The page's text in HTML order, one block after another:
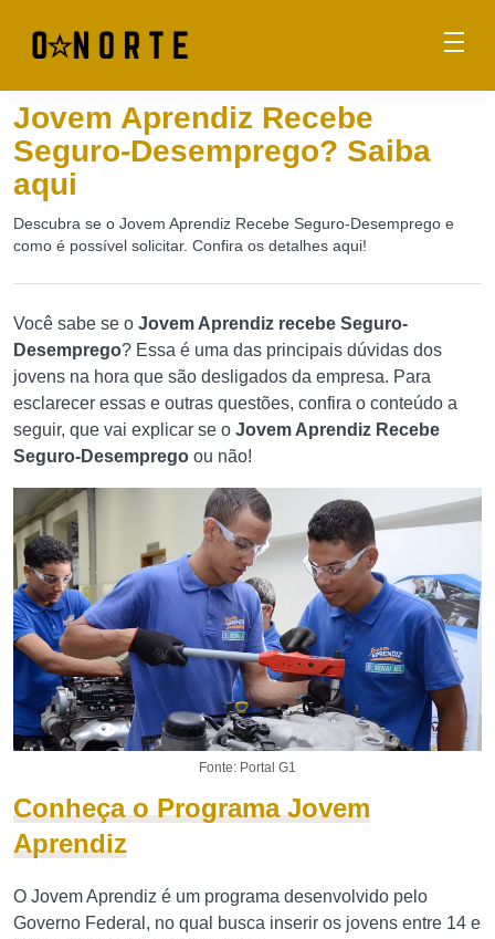
Jovem Aprendiz Recebe
Seguro-Desemprego? Saiba
aqui
Descubra se o Jovem Aprendiz Recebe Seguro-Desemprego e
como é possível solicitar. Confira os detalhes aqui!
Você sabe se o Jovem Aprendiz recebe Seguro-
Desemprego? Essa é uma das principais dúvidas dos
jovens na hora que são desligados da empresa. Para
esclarecer essas e outras questões, confira o conteúdo a
seguir, que vai explicar se o Jovem Aprendiz Recebe
Seguro-Desemprego ou não!
Fonte: Portal G1
Conheça o Programa Jovem
Aprendiz
O Jovem Aprendiz é um programa desenvolvido pelo
Governo Federal, no qual busca inserir os jovens entre 14 e